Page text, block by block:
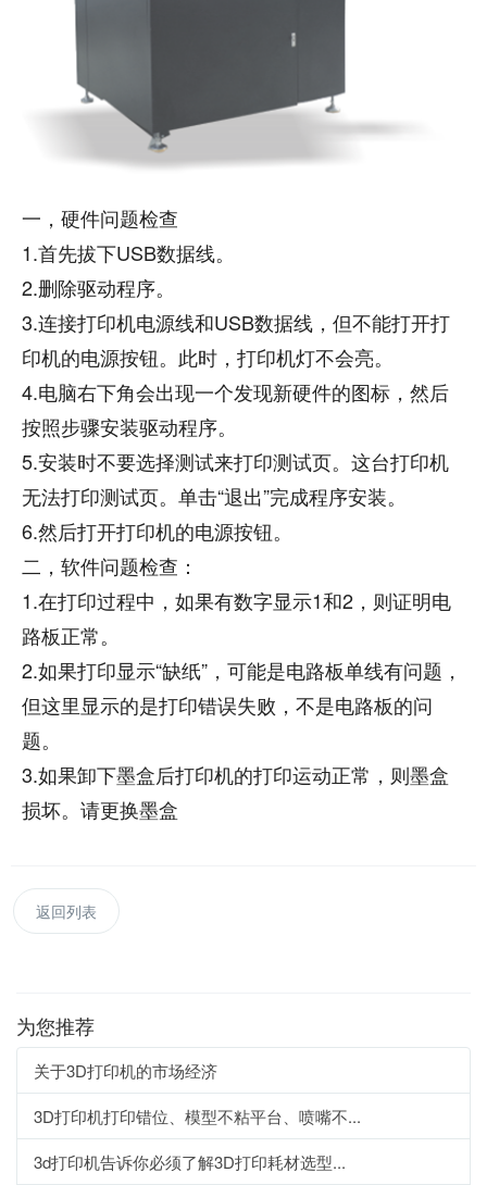
一，硬件问题检查
1.首先拔下USB数据线。
2.删除驱动程序。
3.连接打印机电源线和USB数据线，但不能打开打
印机的电源按钮。此时，打印机灯不会亮。
4.电脑右下角会出现一个发现新硬件的图标，然后
按照步骤安装驱动程序。
5.安装时不要选择测试来打印测试页。这台打印机
无法打印测试页。单击“退出”完成程序安装。
6.然后打开打印机的电源按钮。
二，软件问题检查：
1.在打印过程中，如果有数字显示1和2，则证明电
路板正常。
2.如果打印显示“缺纸”，可能是电路板单线有问题，
但这里显示的是打印错误失败，不是电路板的问
题。
3.如果卸下墨盒后打印机的打印运动正常，则墨盒
损坏。请更换墨盒
返回列表
为您推荐
关于3D打印机的市场经济
3D打印机打印错位、模型不粘平台、喷嘴不...
3d打印机告诉你必须了解3D打印耗材选型...